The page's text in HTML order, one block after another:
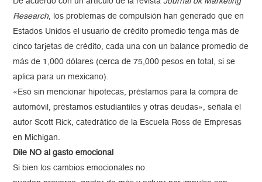
Research, los problemas de compulsión han generado que en
Estados Unidos el usuario de crédito promedio tenga más de
cinco tarjetas de crédito, cada una con un balance promedio de
más de 1,000 dólares (cerca de 75,000 pesos en total, si se
aplica para un mexicano).
«Eso sin mencionar hipotecas, préstamos para la compra de
automóvil, préstamos estudiantiles y otras deudas», señala el
autor Scott Rick, catedrático de la Escuela Ross de Empresas
en Michigan.
Dile NO al gasto emocional
Si bien los cambios emocionales no